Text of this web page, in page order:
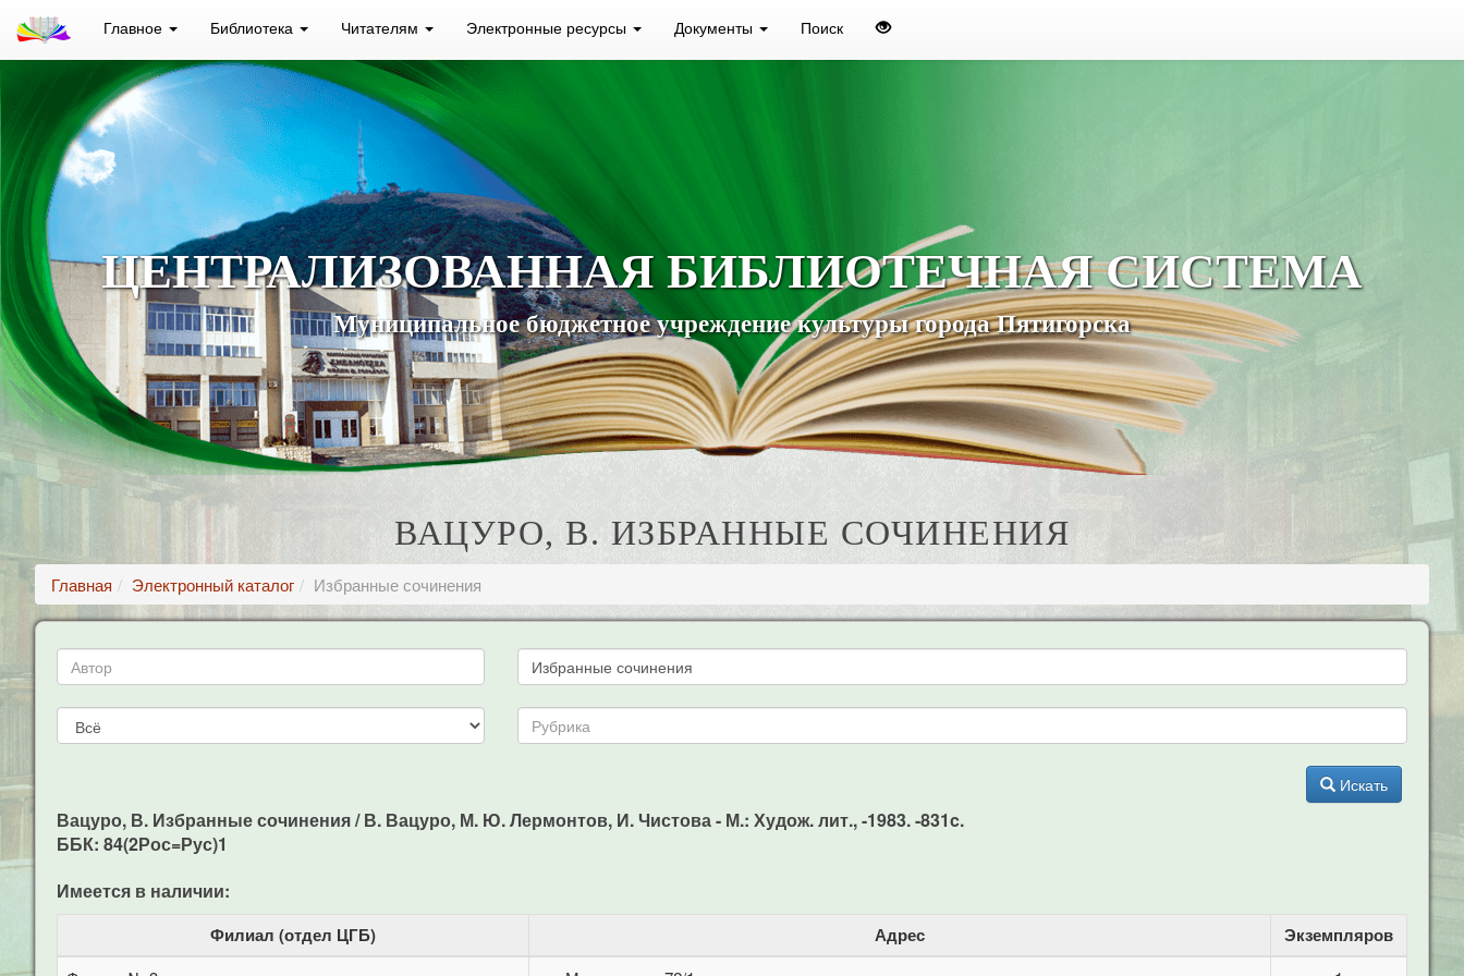
Главное Библиотека Читателям Электронные ресурсы Документы Поиск
ЦЕНТРАЛИЗОВАННАЯ БИБЛИОТЕЧНАЯ СИСТЕМА
Муниципальное бюджетное учреждение культуры города Пятигорска
ВАЦУРО, В. ИЗБРАННЫЕ СОЧИНЕНИЯ
Главная Электронный каталог Избранные сочинения
Искать
Вацуро, В. Избранные сочинения / В. Вацуро, М. Ю. Лермонтов, И. Чистова - М.: Худож. лит., -1983. -831c.
ББК: 84(2Рос=Рус)1
Имеется в наличии:
Филиал (отдел ЦГБ) Адрес Экземпляров